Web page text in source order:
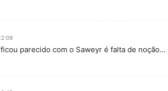
parecido com o Saweyr é falta de noção…